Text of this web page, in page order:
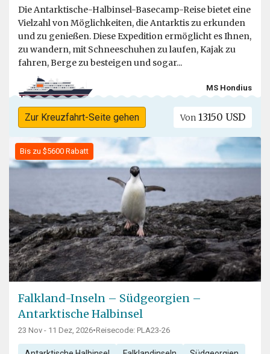
Die Antarktische-Halbinsel-Basecamp-Reise bietet eine
Vielzahl von Möglichkeiten, die Antarktis zu erkunden
und zu genießen. Diese Expedition ermöglicht es Ihnen,
zu wandern, mit Schneeschuhen zu laufen, Kajak zu
fahren, Berge zu besteigen und sogar...
MS Hondius
Zur Kreuzfahrt-Seite gehen Von 13150 USD
Bis zu $5600 Rabatt
Falkland-Inseln – Südgeorgien –
Antarktische Halbinsel
23 Nov - 11 Dez, 2026•Reisecode: PLA23-26